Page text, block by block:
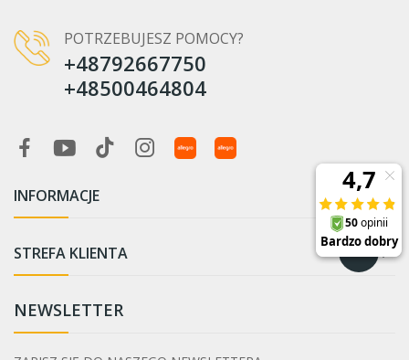
POTRZEBUJESZ POMOCY?
+48792667750
+48500464804
INFORMACJE 
STREFA KLIENTA 
NEWSLETTER